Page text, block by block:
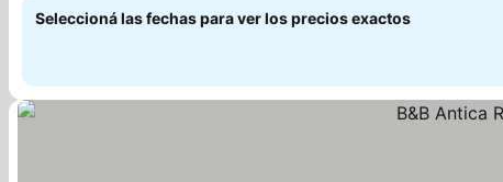
Seleccioná las fechas para ver los precios exactos